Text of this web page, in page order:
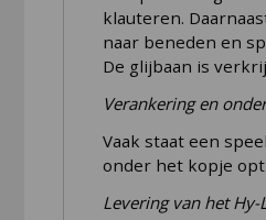
klauteren.
naar beneden en
De glijbaan is
Verankering en
Vaak staat een
onder het kopje
Levering van het